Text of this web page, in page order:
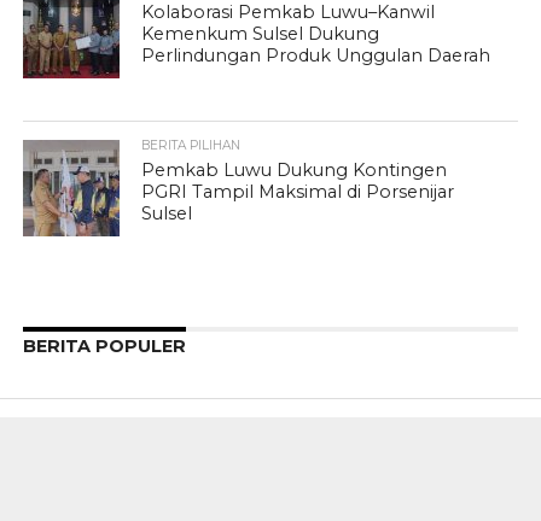
Kolaborasi Pemkab Luwu–Kanwil
Kemenkum Sulsel Dukung
Perlindungan Produk Unggulan Daerah
BERITA PILIHAN
Pemkab Luwu Dukung Kontingen
PGRI Tampil Maksimal di Porsenijar
Sulsel
BERITA POPULER